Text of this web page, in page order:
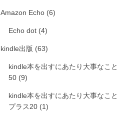
Amazon Echo (6)
Echo dot (4)
kindle出版 (63)
kindle本を出すにあたり大事なこと
50 (9)
kindle本を出すにあたり大事なこと
プラス20 (1)